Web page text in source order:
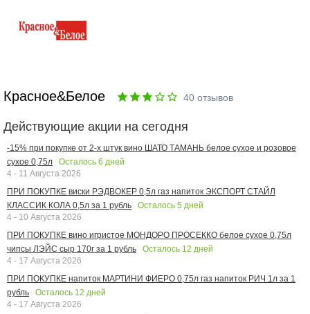
Красное&Белое 40 отзывов
Действующие акции на сегодня
-15% при покупке от 2-х штук вино ШАТО ТАМАНЬ белое сухое и розовое
сухое 0,75л
Осталось 6 дней
4 - 11 Августа 2026
ПРИ ПОКУПКЕ виски РЭДВОКЕР 0,5л газ напиток ЭКСПОРТ СТАЙЛ
КЛАССИК КОЛА 0,5л за 1 рубль
Осталось 5 дней
4 - 10 Августа 2026
ПРИ ПОКУПКЕ вино игристое МОНДОРО ПРОСЕККО белое сухое 0,75л
чипсы ЛЭЙС сыр 170г за 1 рубль
Осталось 12 дней
4 - 17 Августа 2026
ПРИ ПОКУПКЕ напиток МАРТИНИ ФИЕРО 0,75л газ напиток РИЧ 1л за 1
рубль
Осталось 12 дней
4 - 17 Августа 2026